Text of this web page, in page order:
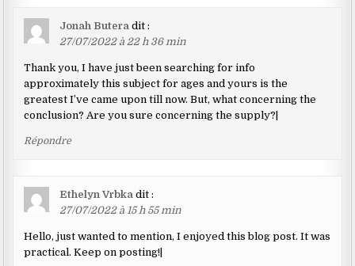
Jonah Butera dit :
27/07/2022 à 22 h 36 min
Thank you, I have just been searching for info
approximately this subject for ages and yours is the
greatest I’ve came upon till now. But, what concerning the
conclusion? Are you sure concerning the supply?|
Répondre
Ethelyn Vrbka dit :
27/07/2022 à 15 h 55 min
Hello, just wanted to mention, I enjoyed this blog post. It was
practical. Keep on posting!|